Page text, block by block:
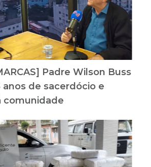
Padre Wilson Buss
de sacerdócio e
comunidade